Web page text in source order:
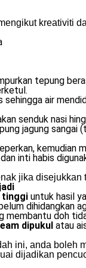
kreativiti
tepung
air
senduk nasi
jagung sangai
kemudian
inti habis
jika
tinggiuntuk hasil
dihidangkan
membantu doh
dipukulatau
ini, anda boleh
dijadikan